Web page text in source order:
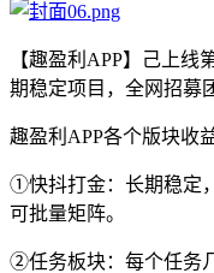
【趣盈利APP】己上线
期稳定项目，全网招募
趣盈利APP各个版块收益
①快抖打金：长期稳定
可批量矩阵。
②任务板块：每个任务